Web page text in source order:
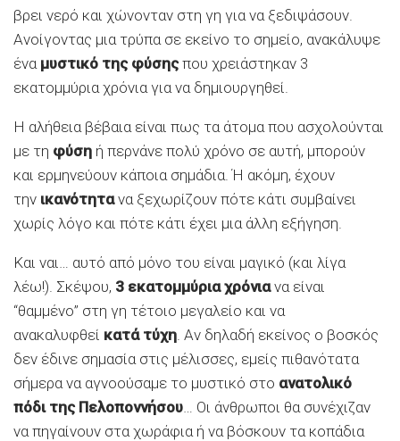
βρει νερό και χώνονταν στη γη για να ξεδιψάσουν.
Ανοίγοντας μια τρύπα σε εκείνο το σημείο, ανακάλυψε
ένα μυστικό της φύσηςπου χρειάστηκαν 3
εκατομμύρια χρόνια για να δημιουργηθεί.
Η αλήθεια βέβαια είναι πως τα άτομα που ασχολούνται
με τη φύση ή περνάνε πολύ χρόνο σε αυτή, μπορούν
και ερμηνεύουν κάποια σημάδια. Ή ακόμη, έχουν
την ικανότητανα ξεχωρίζουν πότε κάτι συμβαίνει
χωρίς λόγο και πότε κάτι έχει μια άλλη εξήγηση.
Και ναι… αυτό από μόνο του είναι μαγικό (και λίγα
λέω!). Σκέψου, 3 εκατομμύρια χρόνιανα είναι
“θαμμένο” στη γη τέτοιο μεγαλείο και να
ανακαλυφθεί κατά τύχη . Αν δηλαδή εκείνος ο βοσκός
δεν έδινε σημασία στις μέλισσες, εμείς πιθανότατα
σήμερα να αγνοούσαμε το μυστικό στο ανατολικό
πόδι της Πελοποννήσου … Οι άνθρωποι θα συνέχιζαν
να πηγαίνουν στα χωράφια ή να βόσκουν τα κοπάδια